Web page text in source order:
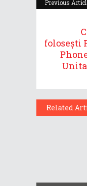
Previous
folosești
Related